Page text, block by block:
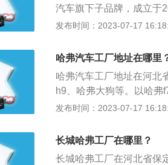
汽车旗下子品牌，成立于
牌并行运营，使用独立的
哈弗占大部分比例。截止
用。
发布时间：2023-07-17
哈弗汽车工厂地址在哪里
哈弗汽车工厂地址在河北
h9、哈弗大狗等。以哈弗
长4620mm、宽1846mm
用的驱动方式是前置前驱
发布时间：2023-07-17
长城哈弗工厂在哪里？
长城哈弗工厂在河北省保